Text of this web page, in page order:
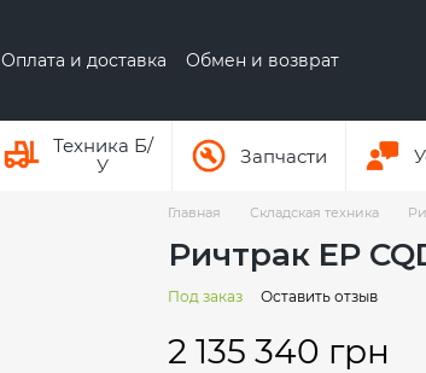
Оплата и доставка
Обмен и возврат
Техника Б/
У
Запчасти
Главная Складская техника
Ричтрак EP
Под заказ Оставить отзыв
2 135 340 грн